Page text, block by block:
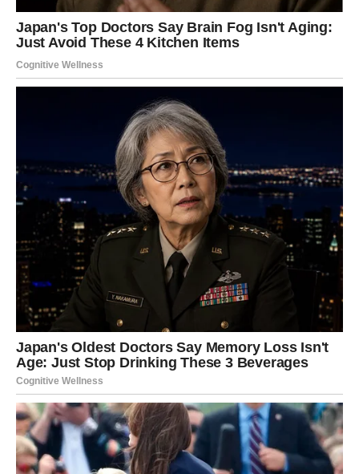
Ostavite smjesu da odstoji 20 minuta, omogućujući da se griz
proširi. Nastavite s pripremom fritula zagrijavanjem ulja.